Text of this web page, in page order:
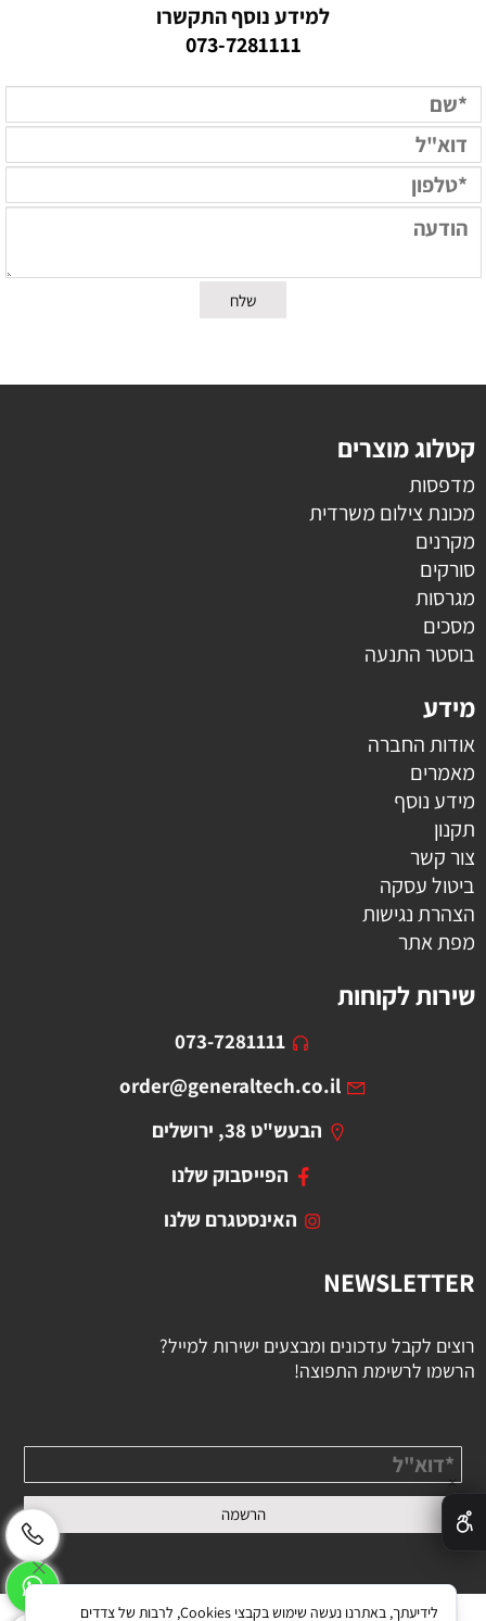
למידע נוסף התקשרו
073-7281111
קטלוג מוצרים
מדפסות
מכונת צילום משרדית
מקרנים
סורקים
מגרסות
מסכים
בוסטר התנעה
מידע
אודות החברה
מאמרים
מידע נוסף
תקנון
צור קשר
ביטול עסקה
הצהרת נגישות
מפת אתר
שירות לקוחות
073-7281111
order@generaltech.co.il
הבעש"ט 38, ירושלים
הפייסבוק שלנו
האינסטגרם שלנו
NEWSLETTER
רוצים לקבל עדכונים ומבצעים ישירות למייל?
הרשמו לרשימת התפוצה!
✕
לידיעתך, באתרנו נעשה שימוש בקבצי Cookies, לרבות של צדדים